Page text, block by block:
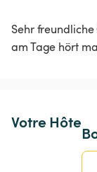
Sehr
am Tage hört
Votre Hôte